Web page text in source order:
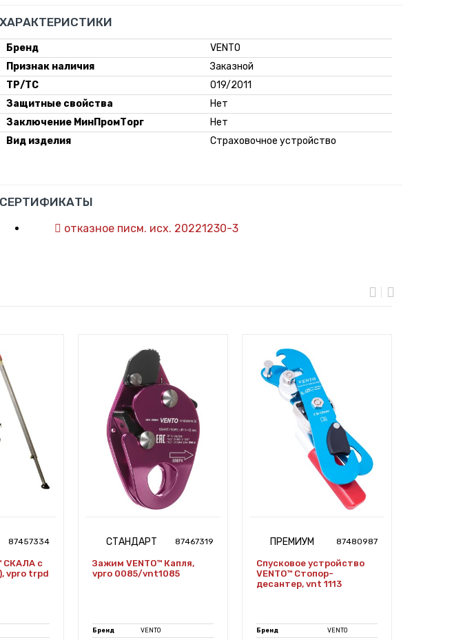
ХАРАКТЕРИСТИКИ
Бренд
VENTO
Признак наличия
Заказной
ТР/ТС
019/2011
Защитные свойства
Нет
Заключение МинПромТорг
Нет
Вид изделия
Страховочное устройство
СЕРТИФИКАТЫ
отказное писм. исх. 20221230-3
87457334
СКАЛА с
vpro trpd
СТАНДАРТ 87467319
Зажим VENTO™ Капля,
vpro 0085/vnt1085
Бренд
VENTO
ПРЕМИУМ 87480987
Спусковое устройство
VENTO™ Стопор-
десантер, vnt 1113
Бренд
VENTO